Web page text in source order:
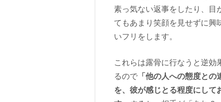
素っ気ない返事をしたり、目
てもあまり笑顔を見せずに興
いフリをします。
これらは露骨に行なうと逆効
るので 「他の人への態度との
を、彼が感じとる程度にして